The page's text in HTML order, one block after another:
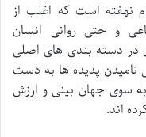
نهفته است که اغلب از
و حتی روانی انسان
در دسته بندی های اصلی
نامیدن پدیده ها به دست
سوی جهان بینی و ارزش
اند.